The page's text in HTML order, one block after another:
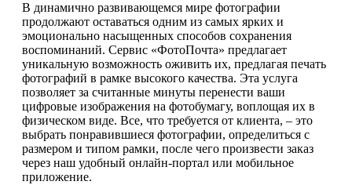
В динамично развивающемся мире фотографии
продолжают оставаться одним из самых ярких и
эмоционально насыщенных способов сохранения
воспоминаний. Сервис «ФотоПочта» предлагает
уникальную возможность оживить их, предлагая печать
фотографий в рамке высокого качества. Эта услуга
позволяет за считанные минуты перенести ваши
цифровые изображения на фотобумагу, воплощая их в
физическом виде. Все, что требуется от клиента, – это
выбрать понравившиеся фотографии, определиться с
размером и типом рамки, после чего произвести заказ
через наш удобный онлайн-портал или мобильное
приложение.